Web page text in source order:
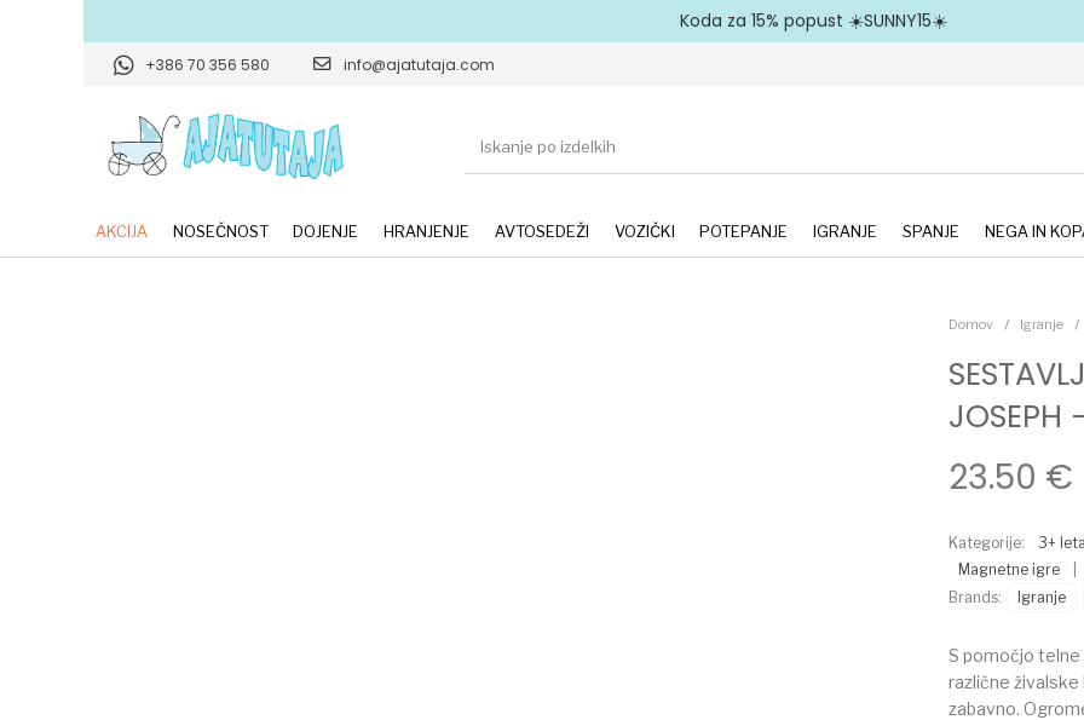
Koda za 15% popust ☀️SUNNY15☀️
+386 70 356 580 info@ajatutaja.com
AKCIJA NOSEČNOST DOJENJE HRANJENJE AVTOSEDEŽI VOZIČKI POTEPANJE IGRANJE SPANJE NEGA IN
Domov / Igranje /
JOSEPH
23.50 €
Kategorije: 3+ leta
Magnetne igre
Brands:
Igranje
S pomočjo
različne
zabavno.